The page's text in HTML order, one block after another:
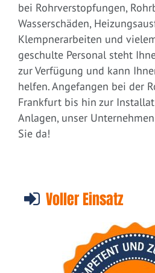
bei Rohrverstopfungen,
Wasserschäden,
Klempnerarbeiten und
geschulte Personal steht
zur Verfügung und kann
helfen. Angefangen bei der
Frankfurt bis hin zur
Anlagen, unser
Sie da!
Voller Einsatz